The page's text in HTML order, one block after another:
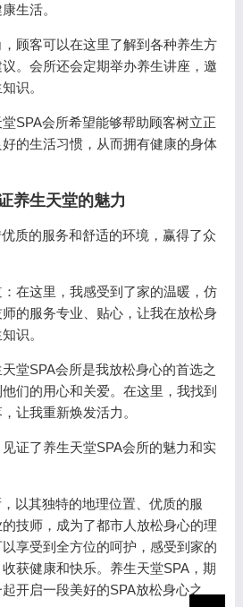
生活。
顾客可以在这里了解到各种养生方
。会所还会定期举办养生讲座，邀
识。
SPA会所希望能够帮助顾客树立正
的生活习惯，从而拥有健康的身体
养生天堂的魅力
质的服务和舒适的环境，赢得了众
在这里，我感受到了家的温暖，仿
的服务专业、贴心，让我在放松身
识。
堂SPA会所是我放松身心的首选之
们的用心和关爱。在这里，我找到
让我重新焕发活力。
证了养生天堂SPA会所的魅力和实
以其独特的地理位置、优质的服
技师，成为了都市人放松身心的理
享受到全方位的呵护，感受到家的
获健康和快乐。养生天堂SPA，期
开启一段美好的SPA放松身心之